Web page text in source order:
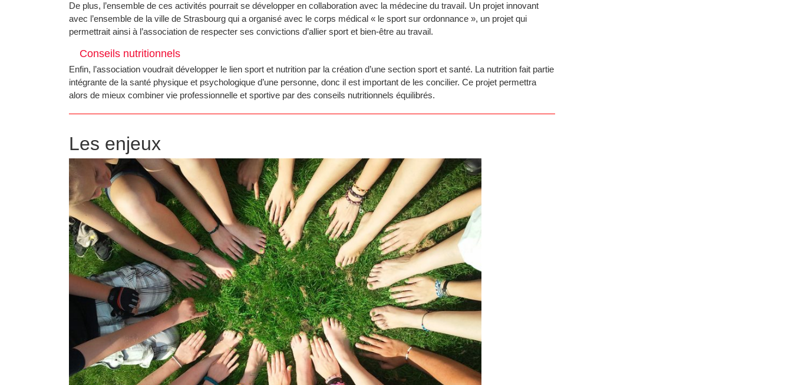
De plus, l’ensemble de ces activités pourrait se développer en collaboration avec la médecine du travail. Un projet innovant
avec l’ensemble de la ville de Strasbourg qui a organisé avec le corps médical « le sport sur ordonnance », un projet qui
permettrait ainsi à l’association de respecter ses convictions d’allier sport et bien-être au travail.
Conseils nutritionnels
Enfin, l’association voudrait développer le lien sport et nutrition par la création d’une section sport et santé. La nutrition fait partie
intégrante de la santé physique et psychologique d’une personne, donc il est important de les concilier. Ce projet permettra
alors de mieux combiner vie professionnelle et sportive par des conseils nutritionnels équilibrés.
Les enjeux